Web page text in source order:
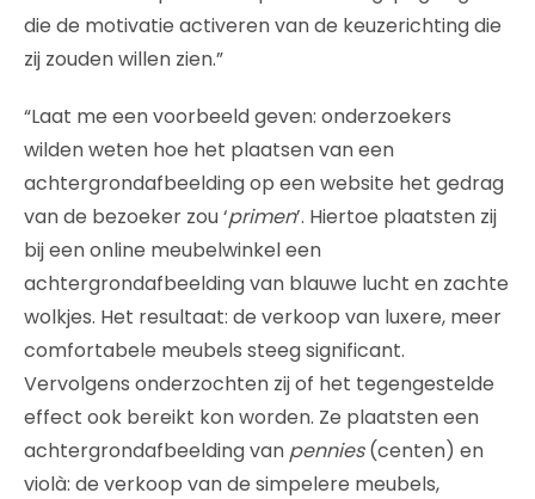
die de motivatie activeren van de keuzerichting die
zij zouden willen zien.”
“Laat me een voorbeeld geven: onderzoekers
wilden weten hoe het plaatsen van een
achtergrondafbeelding op een website het gedrag
van de bezoeker zou ‘primen’. Hiertoe plaatsten zij
bij een online meubelwinkel een
achtergrondafbeelding van blauwe lucht en zachte
wolkjes. Het resultaat: de verkoop van luxere, meer
comfortabele meubels steeg significant.
Vervolgens onderzochten zij of het tegengestelde
effect ook bereikt kon worden. Ze plaatsten een
achtergrondafbeelding van pennies(centen) en
violà: de verkoop van de simpelere meubels,